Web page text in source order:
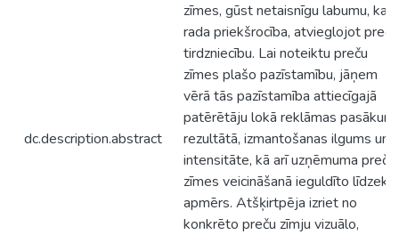
dc.description.abstract
zīmes, gūst netaisnīgu labumu, kas
rada priekšrocība, atvieglojot
tirdzniecību. Lai noteiktu preču
zīmes plašo pazīstamību, jāņem
vērā tās pazīstamība attiecīgajā
patērētāju lokā reklāmas
rezultātā, izmantošanas ilgums un
intensitāte, kā arī uzņēmuma preču
zīmes veicināšanā ieguldīto līdzekļu
apmērs. Atšķirtpēja izriet no
konkrēto preču zīmju vizuālo,